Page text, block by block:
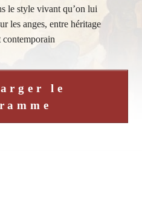
le style vivant qu’on lui
les anges, entre héritage
contemporain
le